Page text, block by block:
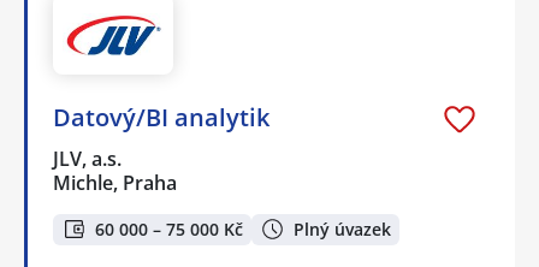
Datový/BI analytik
JLV, a.s.
Michle, Praha
60 000 – 75 000 Kč Plný úvazek